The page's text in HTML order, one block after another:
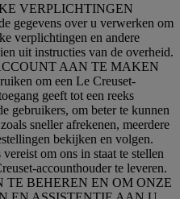
VERPLICHTINGEN
gegevens over u verwerken om
verplichtingen en andere
uit instructies van de overheid.
AAN TE MAKEN
om een Le Creuset-
geeft tot een reeks
gebruikers, om beter te kunnen
sneller afrekenen, meerdere
bekijken en volgen.
om ons in staat te stellen
accounthouder te leveren.
BEHEREN EN OM ONZE